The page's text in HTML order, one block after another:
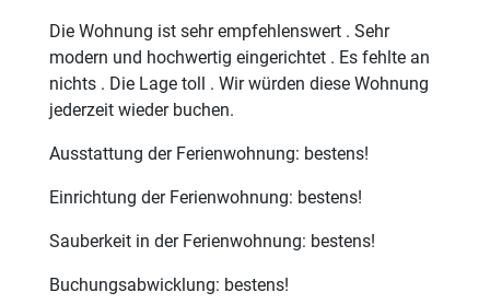
Die Wohnung ist sehr empfehlenswert . Sehr
modern und hochwertig eingerichtet . Es fehlte an
nichts . Die Lage toll . Wir würden diese Wohnung
jederzeit wieder buchen.
Ausstattung der Ferienwohnung: bestens!
Einrichtung der Ferienwohnung: bestens!
Sauberkeit in der Ferienwohnung: bestens!
Buchungsabwicklung: bestens!